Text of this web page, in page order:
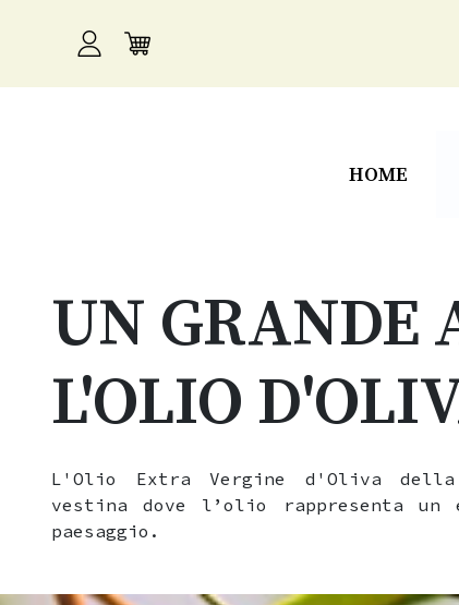
HOME
UN GRANDE
L'OLIO
L'Olio Extra Vergine d'Oliva
vestina dove l’olio rappresenta
paesaggio.